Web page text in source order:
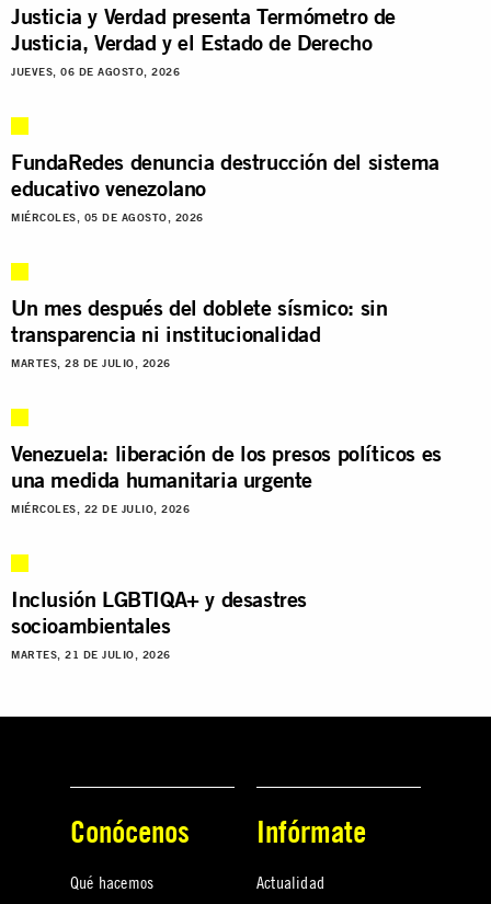
Justicia y Verdad presenta Termómetro de
Justicia, Verdad y el Estado de Derecho
JUEVES, 06 DE AGOSTO, 2026
FundaRedes denuncia destrucción del sistema
educativo venezolano
MIÉRCOLES, 05 DE AGOSTO, 2026
Un mes después del doblete sísmico: sin
transparencia ni institucionalidad
MARTES, 28 DE JULIO, 2026
Venezuela: liberación de los presos políticos es
una medida humanitaria urgente
MIÉRCOLES, 22 DE JULIO, 2026
Inclusión LGBTIQA+ y desastres
socioambientales
MARTES, 21 DE JULIO, 2026
Conócenos
Qué hacemos
Infórmate
Actualidad